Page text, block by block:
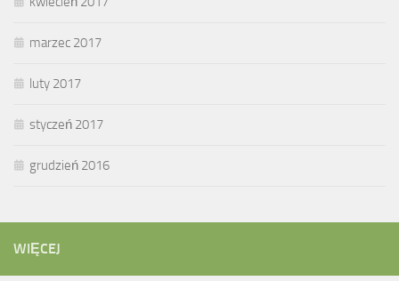
marzec 2017
luty 2017
styczeń 2017
grudzień 2016
WIĘCEJ